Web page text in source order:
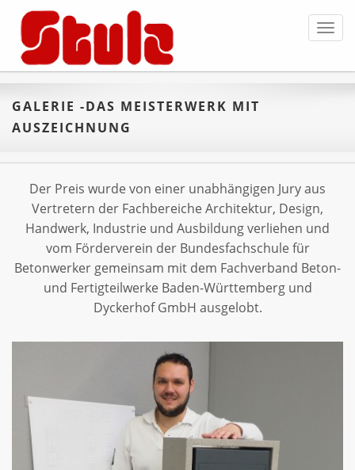
GALERIE -DAS MEISTERWERK MIT
AUSZEICHNUNG
Der Preis wurde von einer unabhängigen Jury aus
Vertretern der Fachbereiche Architektur, Design,
Handwerk, Industrie und Ausbildung verliehen und
vom Förderverein der Bundesfachschule für
Betonwerker gemeinsam mit dem Fachverband Beton-
und Fertigteilwerke Baden-Württemberg und
Dyckerhof GmbH ausgelobt.